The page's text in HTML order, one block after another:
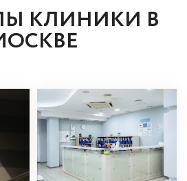
КЛИНИКИ В